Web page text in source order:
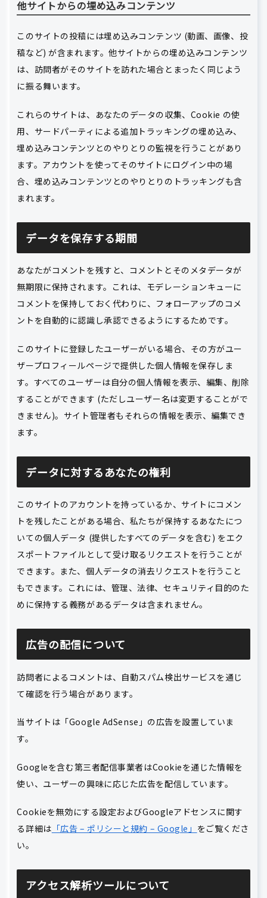
他サイトからの埋め込みコンテンツ
このサイトの投稿には埋め込みコンテンツ (動画、画像、投
稿など) が含まれます。他サイトからの埋め込みコンテンツ
は、訪問者がそのサイトを訪れた場合とまったく同じよう
に振る舞います。
これらのサイトは、あなたのデータの収集、Cookie の使
用、サードパーティによる追加トラッキングの埋め込み、
埋め込みコンテンツとのやりとりの監視を行うことがあり
ます。アカウントを使ってそのサイトにログイン中の場
合、埋め込みコンテンツとのやりとりのトラッキングも含
まれます。
データを保存する期間
あなたがコメントを残すと、コメントとそのメタデータが
無期限に保持されます。これは、モデレーションキューに
コメントを保持しておく代わりに、フォローアップのコメ
ントを自動的に認識し承認できるようにするためです。
このサイトに登録したユーザーがいる場合、その方がユー
ザープロフィールページで提供した個人情報を保存しま
す。すべてのユーザーは自分の個人情報を表示、編集、削除
することができます (ただしユーザー名は変更することがで
きません)。サイト管理者もそれらの情報を表示、編集でき
ます。
データに対するあなたの権利
このサイトのアカウントを持っているか、サイトにコメン
トを残したことがある場合、私たちが保持するあなたにつ
いての個人データ (提供したすべてのデータを含む) をエク
スポートファイルとして受け取るリクエストを行うことが
できます。また、個人データの消去リクエストを行うこと
もできます。これには、管理、法律、セキュリティ目的のた
めに保持する義務があるデータは含まれません。
広告の配信について
訪問者によるコメントは、自動スパム検出サービスを通じ
て確認を行う場合があります。
当サイトは「Google AdSense」の広告を設置していま
す。
Googleを含む第三者配信事業者はCookieを通じた情報を
使い、ユーザーの興味に応じた広告を配信しています。
Cookieを無効にする設定およびGoogleアドセンスに関す
る詳細は 「広告 – ポリシーと規約 – Google」 をご覧くださ
い。
アクセス解析ツールについて